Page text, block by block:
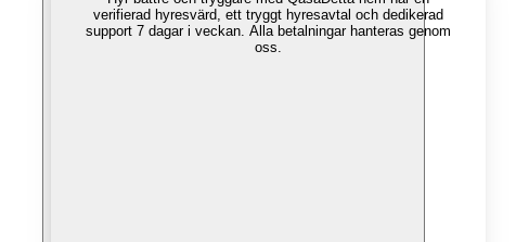
verifierad hyresvärd, ett tryggt hyresavtal och dedikerad
support 7 dagar i veckan. Alla betalningar hanteras genom
oss.